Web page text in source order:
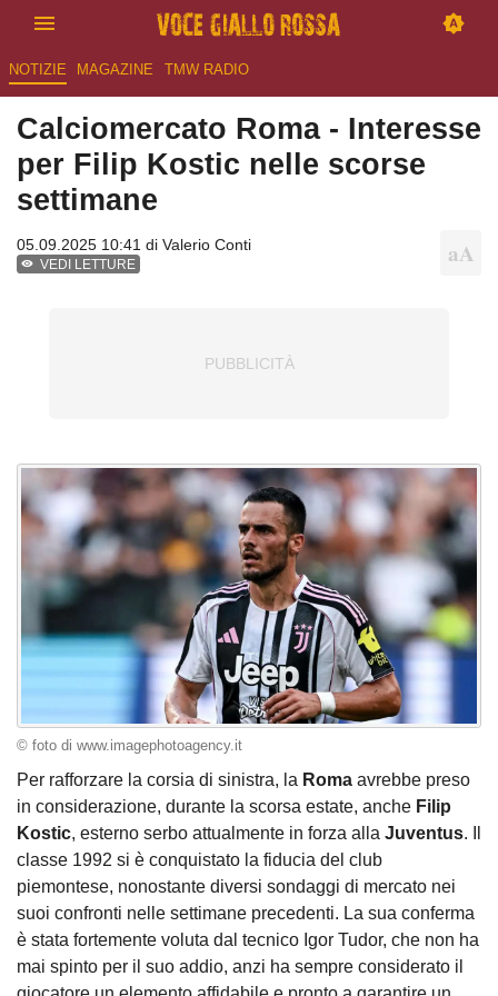
NOTIZIE MAGAZINE TMW RADIO
Calciomercato Roma - Interesse
per Filip Kostic nelle scorse
settimane
05.09.2025 10:41 di Valerio Conti
VEDI LETTURE
© foto di www.imagephotoagency.it
Per rafforzare la corsia di sinistra, la Roma avrebbe preso
in considerazione, durante la scorsa estate, anche Filip
Kostic, esterno serbo attualmente in forza alla Juventus. Il
classe 1992 si è conquistato la fiducia del club
piemontese, nonostante diversi sondaggi di mercato nei
suoi confronti nelle settimane precedenti. La sua conferma
è stata fortemente voluta dal tecnico Igor Tudor, che non ha
mai spinto per il suo addio, anzi ha sempre considerato il